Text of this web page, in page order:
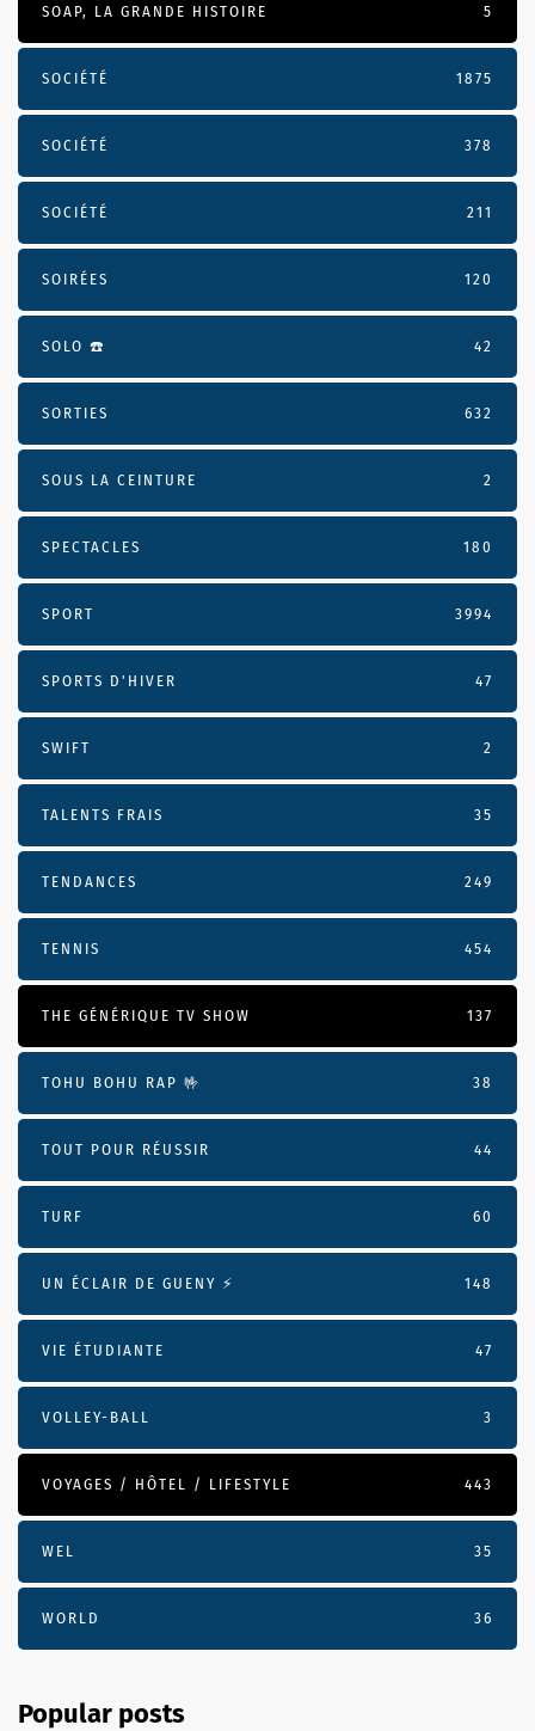
SOAP, LA GRANDE HISTOIRE 5
SOCIÉTÉ 1875
SOCIÉTÉ 378
SOCIÉTÉ 211
SOIRÉES 120
SOLO ☎️ 42
SORTIES 632
SOUS LA CEINTURE 2
SPECTACLES 180
SPORT 3994
SPORTS D'HIVER 47
SWIFT 2
TALENTS FRAIS 35
TENDANCES 249
TENNIS 454
THE GÉNÉRIQUE TV SHOW 137
TOHU BOHU RAP 🤟 38
TOUT POUR RÉUSSIR 44
TURF 60
UN ÉCLAIR DE GUENY ⚡️ 148
VIE ÉTUDIANTE 47
VOLLEY-BALL 3
VOYAGES / HÔTEL / LIFESTYLE 443
WEL 35
WORLD 36
Popular posts